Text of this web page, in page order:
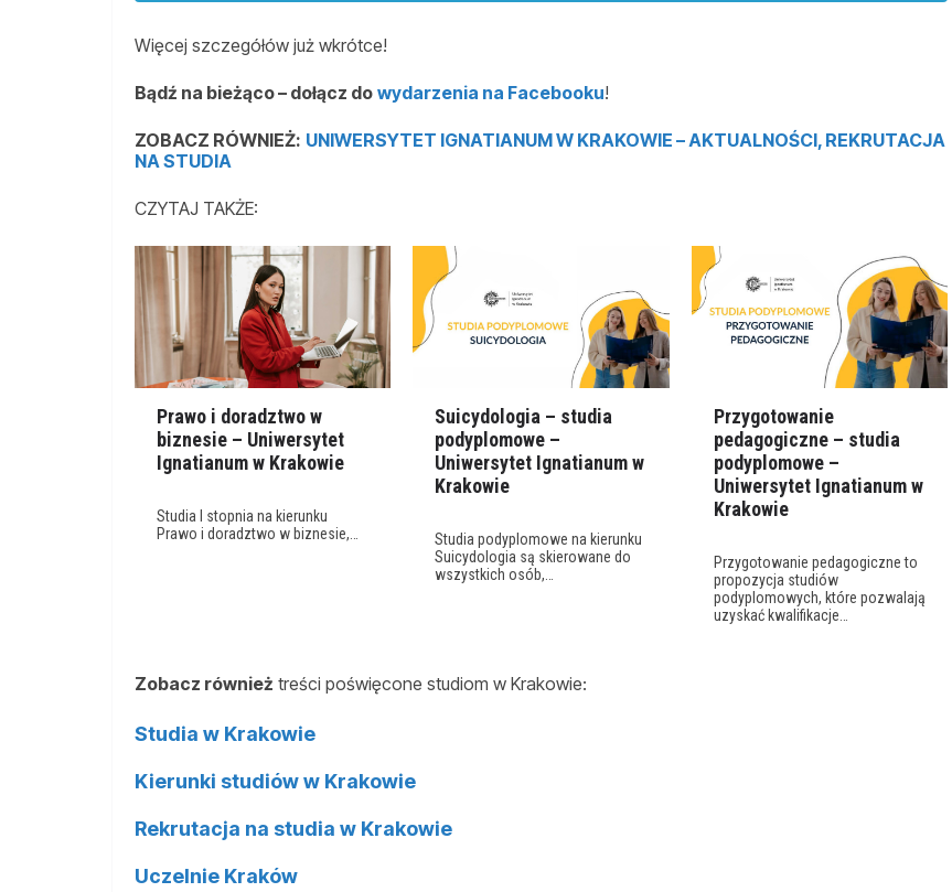
Więcej szczegółów już wkrótce!
Bądź na bieżąco – dołącz do wydarzenia na Facebooku!
ZOBACZ RÓWNIEŻ: UNIWERSYTET IGNATIANUM W KRAKOWIE – AKTUALNOŚCI, REKRUTACJA
NA STUDIA
CZYTAJ TAKŻE:
Prawo i doradztwo w
biznesie – Uniwersytet
Ignatianum w Krakowie
Studia I stopnia na kierunku
Prawo i doradztwo w biznesie,…
Suicydologia – studia
podyplomowe –
Uniwersytet Ignatianum w
Krakowie
Studia podyplomowe na kierunku
Suicydologia są skierowane do
wszystkich osób,…
Przygotowanie
pedagogiczne – studia
podyplomowe –
Uniwersytet Ignatianum w
Krakowie
Przygotowanie pedagogiczne to
propozycja studiów
podyplomowych, które pozwalają
uzyskać kwalifikacje…
Zobacz również treści poświęcone studiom w Krakowie:
Studia w Krakowie
Kierunki studiów w Krakowie
Rekrutacja na studia w Krakowie
Uczelnie Kraków